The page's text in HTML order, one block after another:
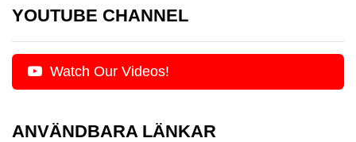
YOUTUBE CHANNEL
Watch Our Videos!
ANVÄNDBARA LÄNKAR